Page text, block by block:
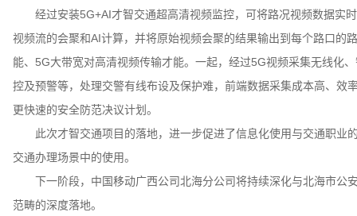
经过安装5G+AI才智交通超高清视频监控，可将路况视频数据实
视频流的会聚和AI计算，并将原始视频会聚的结果输出到每个路口的
能、5G大带宽对高清视频传输才能。一起，经过5G视频采集无线化
控及预警等，处理交警有线布设及保护难，前端数据采集成本高、效
更快速的安全防范决议计划。
此次才智交通项目的落地，进一步促进了信息化使用与交通职业
交通办理场景中的使用。
下一阶段，中国移动广西公司北海分公司将持续深化与北海市公
范畴的深度落地。